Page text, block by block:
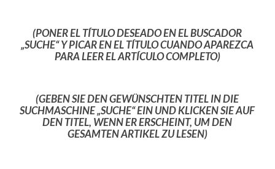
(PONER EL TÍTULO DESEADO EN EL BUSCADOR
„SUCHE“ Y PICAR EN EL TÍTULO CUANDO APAREZCA
PARA LEER EL ARTÍCULO COMPLETO)
(GEBEN SIE DEN GEWÜNSCHTEN TITEL IN DIE
SUCHMASCHINE „SUCHE“ EIN UND KLICKEN SIE AUF
DEN TITEL, WENN ER ERSCHEINT, UM DEN
GESAMTEN ARTIKEL ZU LESEN)